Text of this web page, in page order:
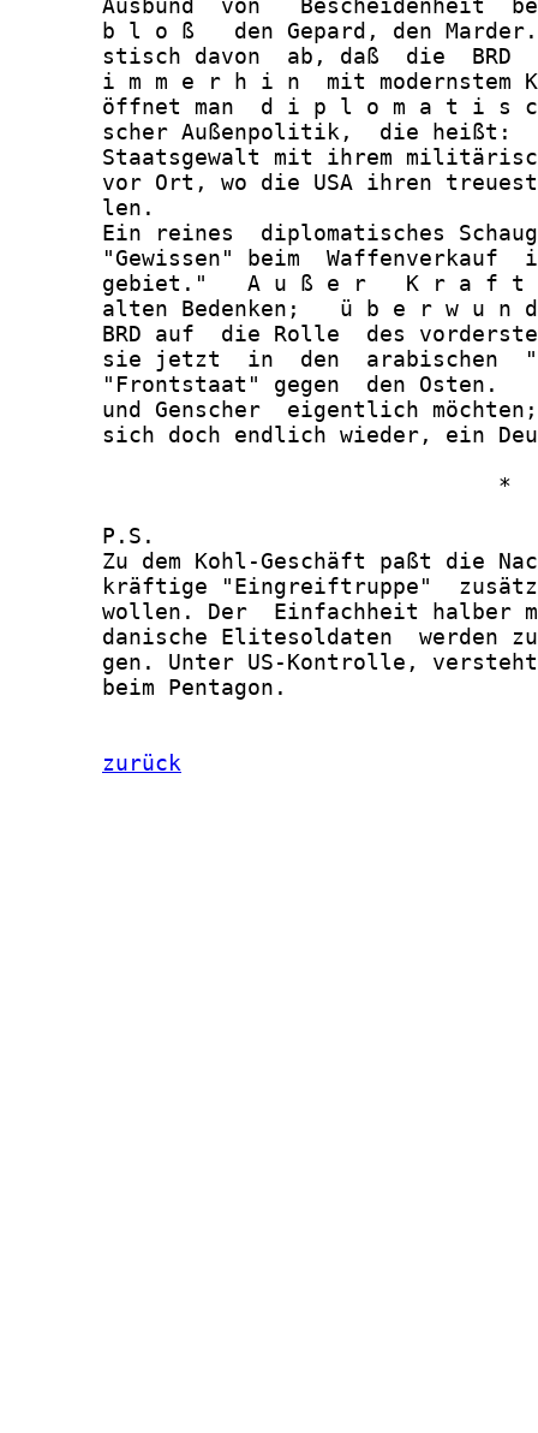
Ausbund  von   Bescheidenheit
b l o ß   den Gepard, den
stisch davon  ab, daß  die  BRD
i m m e r h i n  mit modernstem
öffnet man  d i p l o m a t i s
scher Außenpolitik,  die heißt:
Staatsgewalt mit ihrem
vor Ort, wo die USA ihren
       len.
Ein reines  diplomatisches
"Gewissen" beim  Waffenverkauf
gebiet."   A u ß e r   K r a f
alten Bedenken;   ü b e r w u n
BRD auf  die Rolle  des
sie jetzt  in  den  arabischen
"Frontstaat" gegen  den Osten.
und Genscher  eigentlich
sich doch endlich wieder, ein
                                     *
       P.S.
Zu dem Kohl-Geschäft paßt die
kräftige "Eingreiftruppe"
wollen. Der  Einfachheit halber
danische Elitesoldaten  werden
gen. Unter US-Kontrolle,
       beim Pentagon.
zurück